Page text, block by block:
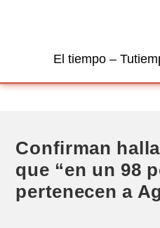
El tiempo –
Confirman
que “en un 98
pertenecen a